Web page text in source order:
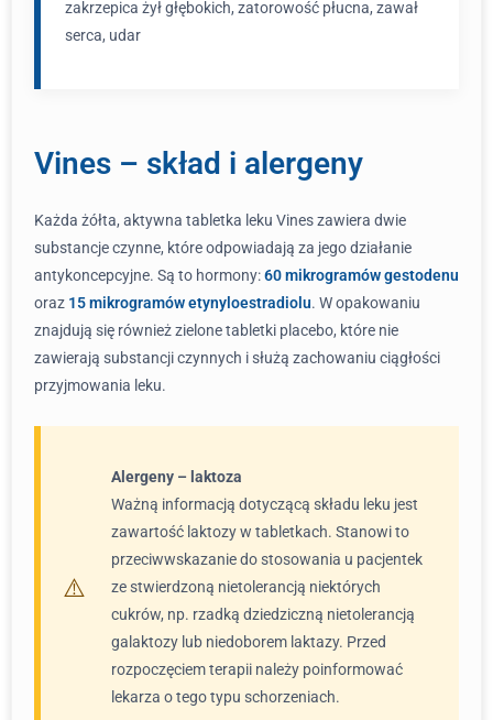
zakrzepica żył głębokich, zatorowość płucna, zawał
serca, udar
Vines – skład i alergeny
Każda żółta, aktywna tabletka leku Vines zawiera dwie
substancje czynne, które odpowiadają za jego działanie
antykoncepcyjne. Są to hormony:60 mikrogramów gestodenu
oraz 15 mikrogramów etynyloestradiolu. W opakowaniu
znajdują się również zielone tabletki placebo, które nie
zawierają substancji czynnych i służą zachowaniu ciągłości
przyjmowania leku.
Alergeny – laktoza
Ważną informacją dotyczącą składu leku jest
zawartość laktozy w tabletkach. Stanowi to
przeciwwskazanie do stosowania u pacjentek
ze stwierdzoną nietolerancją niektórych
cukrów, np. rzadką dziedziczną nietolerancją
galaktozy lub niedoborem laktazy. Przed
rozpoczęciem terapii należy poinformować
lekarza o tego typu schorzeniach.